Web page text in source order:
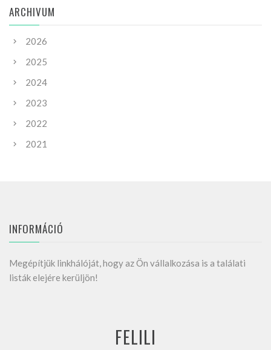
ARCHIVUM
2026
2025
2024
2023
2022
2021
INFORMÁCIÓ
Megépítjük linkhálóját, hogy az Ön vállalkozása is a találati
listák elejére kerüljön!
FELILI